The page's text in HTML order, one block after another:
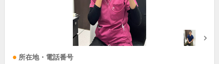
所在地・電話番号